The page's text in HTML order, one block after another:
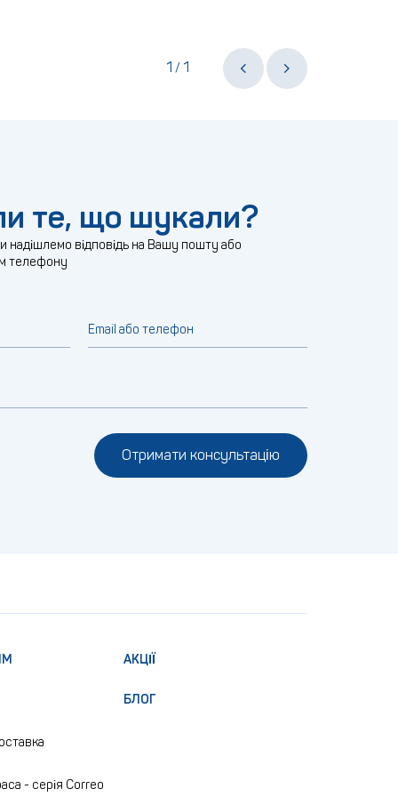
1 /1
те, що шукали?
надішлемо відповідь на Вашу пошту або
телефону
Email або телефон
Отримати консультацію
- серія Correo
АКЦІЇ
БЛОГ